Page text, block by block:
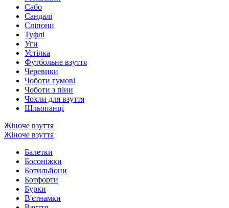
Сабо
Сандалі
Сліпони
Туфлі
Уги
Устілка
Футбольне взуття
Черевики
Чоботи гумові
Чоботи з піни
Чохли для взуття
Шльопанці
Жіноче взуття
Жіноче взуття
Балетки
Босоніжки
Ботильйони
Ботфорти
Бурки
В'єтнамки